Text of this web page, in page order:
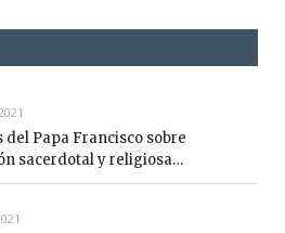
del Papa Francisco sobre
sacerdotal y religiosa…